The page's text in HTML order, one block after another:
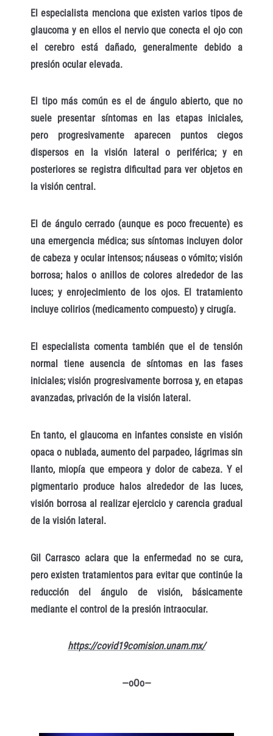
El especialista menciona que existen varios tipos de
glaucoma y en ellos el nervio que conecta el ojo con
el cerebro está dañado, generalmente debido a
presión ocular elevada.
El tipo más común es el de ángulo abierto, que no
suele presentar síntomas en las etapas iniciales,
pero progresivamente aparecen puntos ciegos
dispersos en la visión lateral o periférica; y en
posteriores se registra dificultad para ver objetos en
la visión central.
El de ángulo cerrado (aunque es poco frecuente) es
una emergencia médica; sus síntomas incluyen dolor
de cabeza y ocular intensos; náuseas o vómito; visión
borrosa; halos o anillos de colores alrededor de las
luces; y enrojecimiento de los ojos. El tratamiento
incluye colirios (medicamento compuesto) y cirugía.
El especialista comenta también que el de tensión
normal tiene ausencia de síntomas en las fases
iniciales; visión progresivamente borrosa y, en etapas
avanzadas, privación de la visión lateral.
En tanto, el glaucoma en infantes consiste en visión
opaca o nublada, aumento del parpadeo, lágrimas sin
llanto, miopía que empeora y dolor de cabeza. Y el
pigmentario produce halos alrededor de las luces,
visión borrosa al realizar ejercicio y carencia gradual
de la visión lateral.
Gil Carrasco aclara que la enfermedad no se cura,
pero existen tratamientos para evitar que continúe la
reducción del ángulo de visión, básicamente
mediante el control de la presión intraocular.
https://covid19comision.unam.mx/
—oOo—